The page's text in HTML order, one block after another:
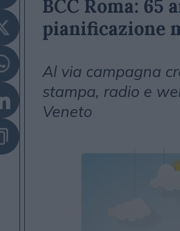
BCC Roma: 65
pianificazione
Al via campagna
stampa, radio e
Veneto